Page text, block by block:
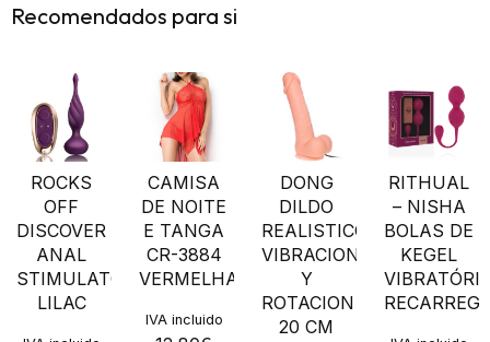
Recomendados para si
ROCKS
OFF
DISCOVER
ANAL
STIMULATOR
LILAC
CAMISA
DE NOITE
E TANGA
CR-3884
VERMELHA
IVA incluido
DONG
DILDO
REALISTICO
VIBRACION
Y
ROTACION
20 CM
RITHUAL
– NISHA
BOLAS DE
KEGEL